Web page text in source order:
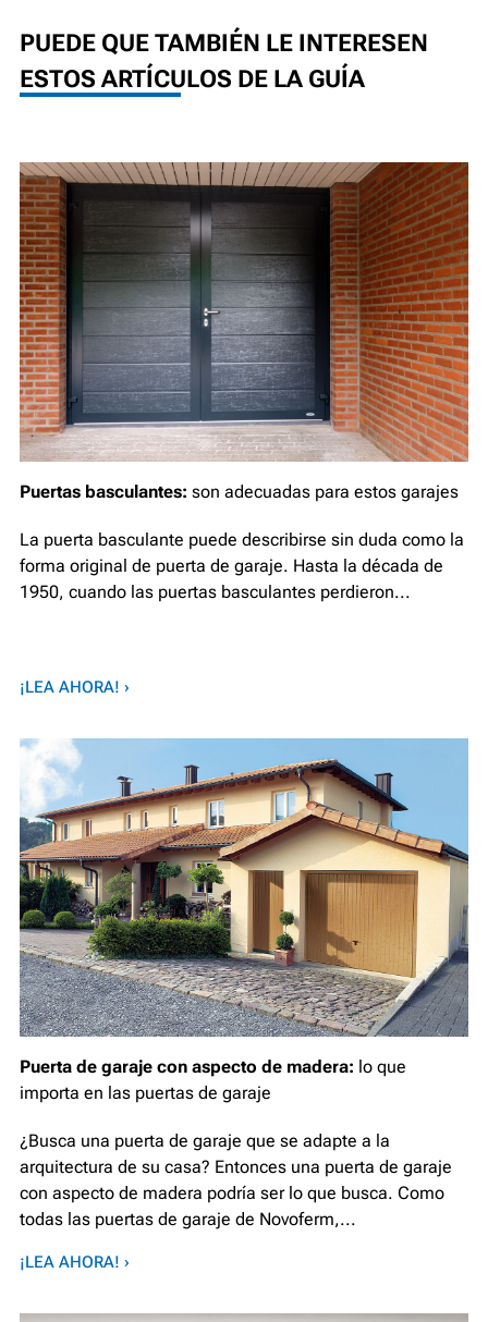
PUEDE QUE TAMBIÉN LE INTERESEN
ESTOS ARTÍCULOS DE LA GUÍA
Puertas basculantes: son adecuadas para estos garajes
La puerta basculante puede describirse sin duda como la
forma original de puerta de garaje. Hasta la década de
1950, cuando las puertas basculantes perdieron...
¡LEA AHORA! ›
Puerta de garaje con aspecto de madera: lo que
importa en las puertas de garaje
¿Busca una puerta de garaje que se adapte a la
arquitectura de su casa? Entonces una puerta de garaje
con aspecto de madera podría ser lo que busca. Como
todas las puertas de garaje de Novoferm,...
¡LEA AHORA! ›